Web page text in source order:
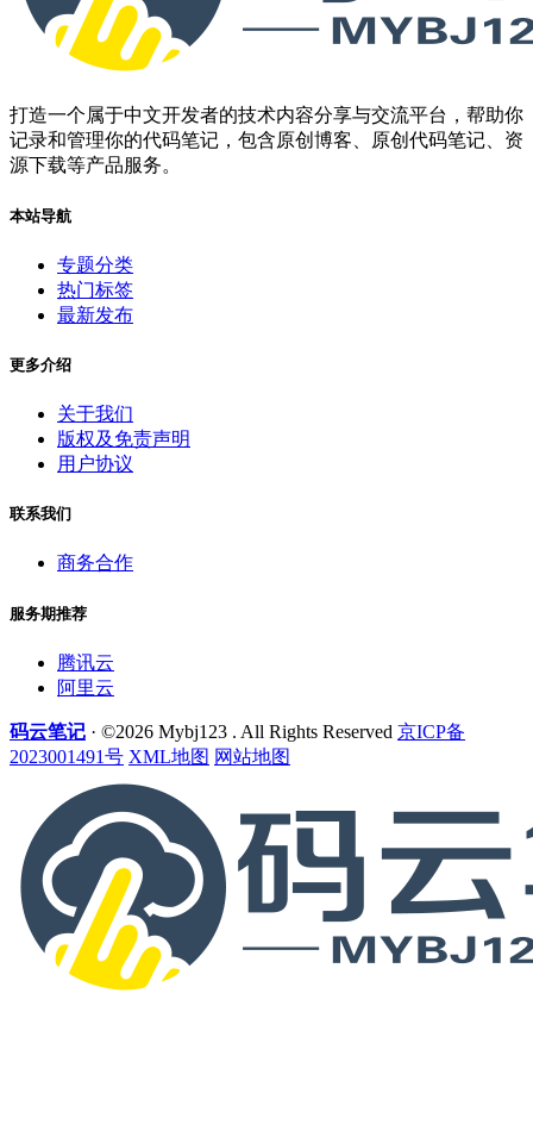
打造一个属于中文开发者的技术内容分享与交流平台，帮助你
记录和管理你的代码笔记，包含原创博客、原创代码笔记、资
源下载等产品服务。
本站导航
专题分类
热门标签
最新发布
更多介绍
关于我们
版权及免责声明
用户协议
联系我们
商务合作
服务期推荐
腾讯云
阿里云
码云笔记 · ©2026 Mybj123 . All Rights Reserved 京ICP备
2023001491号 XML地图 网站地图